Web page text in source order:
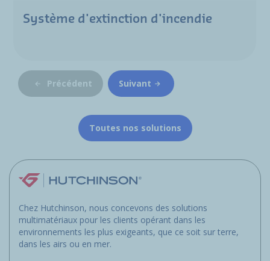
Système d'extinction d'incendie
Précédent Suivant
Toutes nos solutions
Chez Hutchinson, nous concevons des solutions
multimatériaux pour les clients opérant dans les
environnements les plus exigeants, que ce soit sur terre,
dans les airs ou en mer.